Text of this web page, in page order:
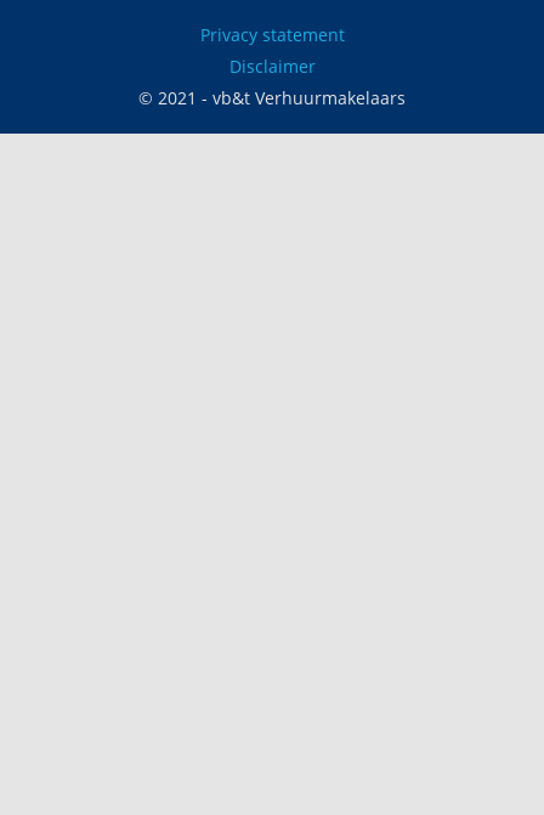
Privacy statement
Disclaimer
© 2021 - vb&t Verhuurmakelaars